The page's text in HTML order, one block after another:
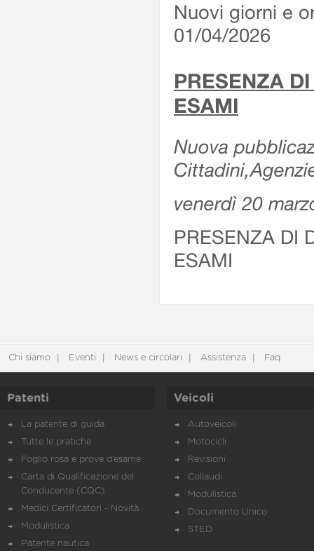
Nuovi giorni e
01/04/2026
PRESENZA
ESAMI
Nuova
venerdì 20
PRESENZA DI
ESAMI
Chi siamo Eventi News e circolari Assistenza Faq
Patenti
La patente di guida
Tutte le pratiche
Foglio rosa e prove d’esame
Carta di Qualificazione del
Conducente (CQC)
Medici Certificatori - Novità
Modulistica
Patente nautica
Veicoli
Autoveicoli
Motocicli
Revisioni
Collaudi
Modulistica
Documento Unico
STED